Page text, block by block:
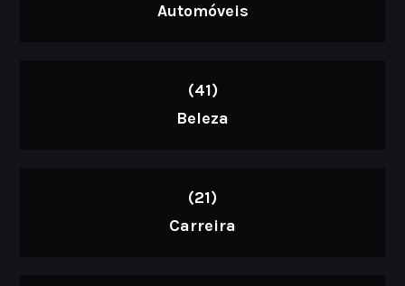
Automóveis
(41)
Beleza
(21)
Carreira